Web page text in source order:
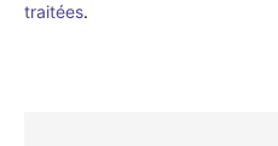
traitées.